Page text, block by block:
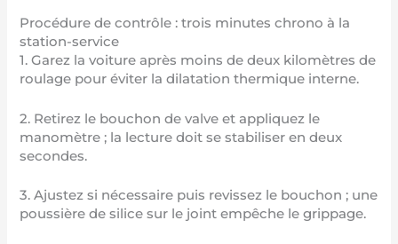
Procédure de contrôle : trois minutes chrono à la
station-service
1. Garez la voiture après moins de deux kilomètres de
roulage pour éviter la dilatation thermique interne.
2. Retirez le bouchon de valve et appliquez le
manomètre ; la lecture doit se stabiliser en deux
secondes.
3. Ajustez si nécessaire puis revissez le bouchon ; une
poussière de silice sur le joint empêche le grippage.